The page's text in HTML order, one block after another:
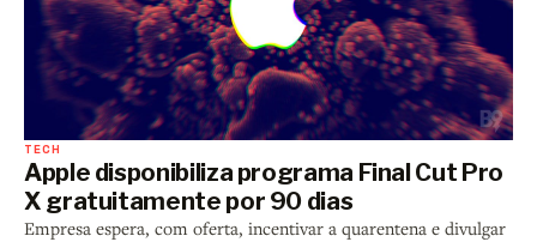
TECH
Apple disponibiliza programa Final Cut Pro
X gratuitamente por 90 dias
Empresa espera, com oferta, incentivar a quarentena e divulgar